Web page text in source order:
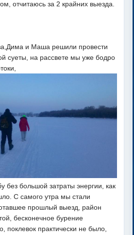
отчитаюсь за 2 крайних выезда.
и Маша решили провести
суеты, на рассвете мы уже бодро
без большой затраты энергии, как
С самого утра мы стали
прошлый выезд, район
бесконечное бурение
поклевок практически не было,